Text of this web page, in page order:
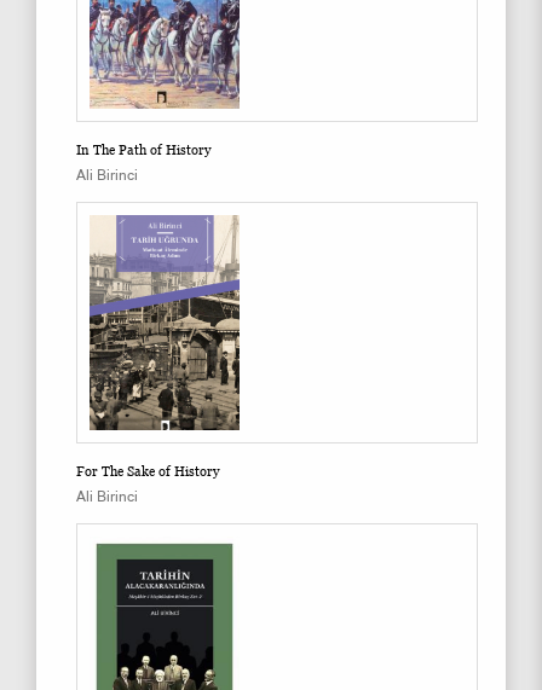
In The Path of History
Ali Birinci
For The Sake of History
Ali Birinci